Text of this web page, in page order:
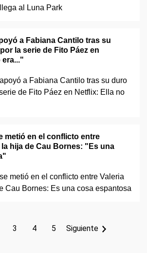
a Fabiana Cantilo tras su
la serie de Fito Páez en
era..."
metió en el conflicto entre
hija de Cau Bornes: "Es una
3 4 5 Siguiente